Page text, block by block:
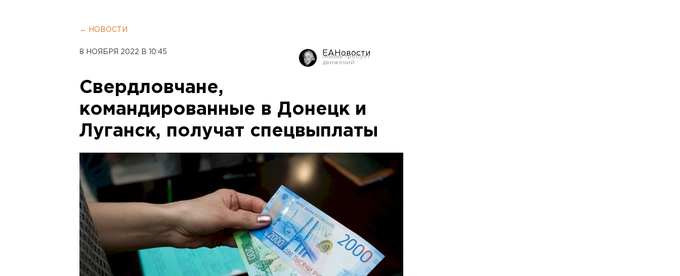
← НОВОСТИ
8 НОЯБРЯ 2022 В 10:45 ЕАНовости
Свердловчане,
командированные в Донецк и
Луганск, получат спецвыплаты